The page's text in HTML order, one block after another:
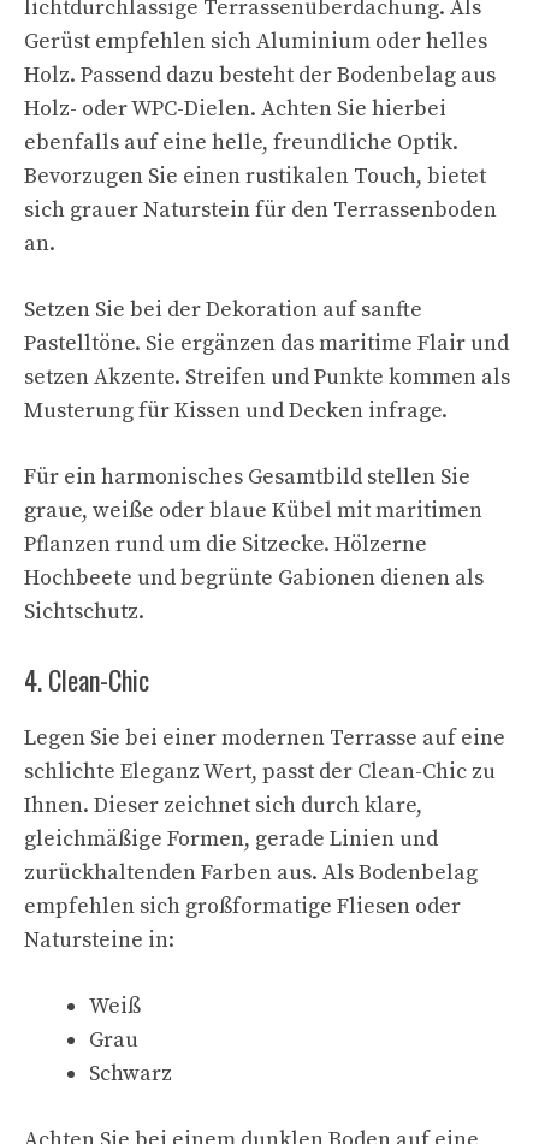
lichtdurchlässige Terrassenüberdachung. Als
Gerüst empfehlen sich Aluminium oder helles
Holz. Passend dazu besteht der Bodenbelag aus
Holz- oder WPC-Dielen. Achten Sie hierbei
ebenfalls auf eine helle, freundliche Optik.
Bevorzugen Sie einen rustikalen Touch, bietet
sich grauer Naturstein für den Terrassenboden
an.
Setzen Sie bei der Dekoration auf sanfte
Pastelltöne. Sie ergänzen das maritime Flair und
setzen Akzente. Streifen und Punkte kommen als
Musterung für Kissen und Decken infrage.
Für ein harmonisches Gesamtbild stellen Sie
graue, weiße oder blaue Kübel mit maritimen
Pflanzen rund um die Sitzecke. Hölzerne
Hochbeete und begrünte Gabionen dienen als
Sichtschutz.
4. Clean-Chic
Legen Sie bei einer modernen Terrasse auf eine
schlichte Eleganz Wert, passt der Clean-Chic zu
Ihnen. Dieser zeichnet sich durch klare,
gleichmäßige Formen, gerade Linien und
zurückhaltenden Farben aus. Als Bodenbelag
empfehlen sich großformatige Fliesen oder
Natursteine in:
Weiß
Grau
Schwarz